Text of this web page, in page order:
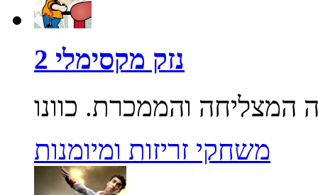
נזק מקסימלי 2
משחקי זריזות ומיומנות